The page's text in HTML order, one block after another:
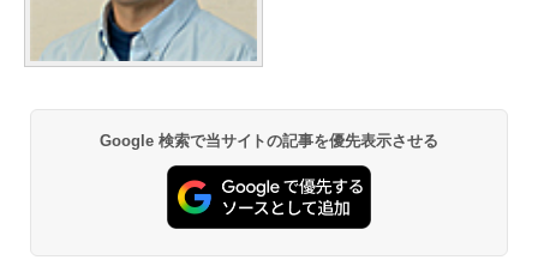
Google 検索で当サイトの記事を優先表示させる